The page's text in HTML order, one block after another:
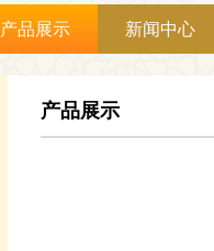
产品展示 新闻中心
产品展示